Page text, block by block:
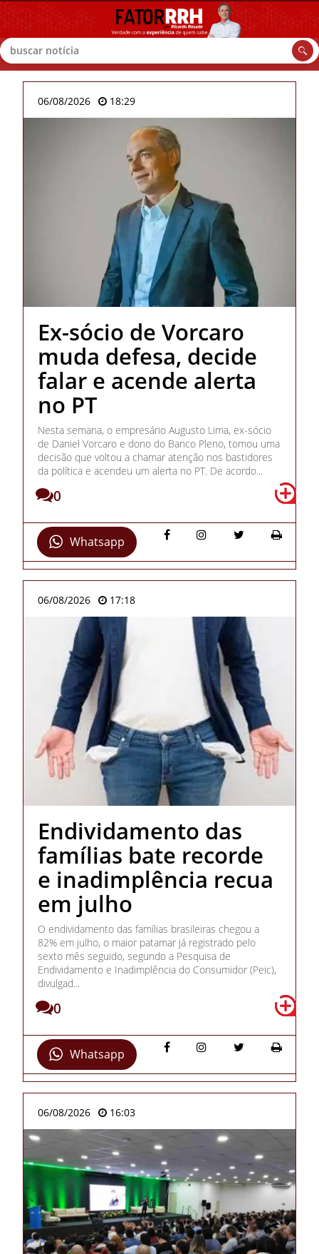
Buscar
06/08/2026 18:29
Ex-sócio de Vorcaro
muda defesa, decide
falar e acende alerta
no PT
Nesta semana, o empresário Augusto Lima, ex-sócio
de Daniel Vorcaro e dono do Banco Pleno, tomou uma
decisão que voltou a chamar atenção nos bastidores
da política e acendeu um alerta no PT. De acordo...
0
Whatsapp
06/08/2026 17:18
Endividamento das
famílias bate recorde
e inadimplência recua
em julho
O endividamento das famílias brasileiras chegou a
82% em julho, o maior patamar já registrado pelo
sexto mês seguido, segundo a Pesquisa de
Endividamento e Inadimplência do Consumidor (Peic),
divulgad...
0
Whatsapp
06/08/2026 16:03